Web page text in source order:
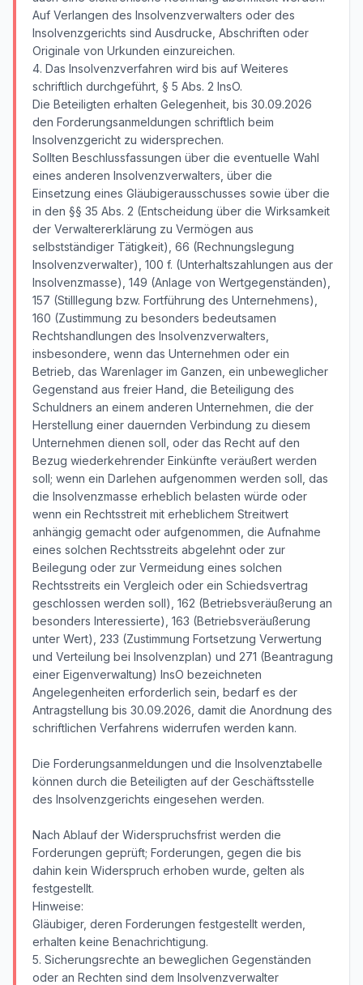
Auf Verlangen des Insolvenzverwalters oder des
Insolvenzgerichts sind Ausdrucke, Abschriften oder
Originale von Urkunden einzureichen.
4. Das Insolvenzverfahren wird bis auf Weiteres
schriftlich durchgeführt, § 5 Abs. 2 InsO.
Die Beteiligten erhalten Gelegenheit, bis 30.09.2026
den Forderungsanmeldungen schriftlich beim
Insolvenzgericht zu widersprechen.
Sollten Beschlussfassungen über die eventuelle Wahl
eines anderen Insolvenzverwalters, über die
Einsetzung eines Gläubigerausschusses sowie über die
in den §§ 35 Abs. 2 (Entscheidung über die Wirksamkeit
der Verwaltererklärung zu Vermögen aus
selbstständiger Tätigkeit), 66 (Rechnungslegung
Insolvenzverwalter), 100 f. (Unterhaltszahlungen aus der
Insolvenzmasse), 149 (Anlage von Wertgegenständen),
157 (Stilllegung bzw. Fortführung des Unternehmens),
160 (Zustimmung zu besonders bedeutsamen
Rechtshandlungen des Insolvenzverwalters,
insbesondere, wenn das Unternehmen oder ein
Betrieb, das Warenlager im Ganzen, ein unbeweglicher
Gegenstand aus freier Hand, die Beteiligung des
Schuldners an einem anderen Unternehmen, die der
Herstellung einer dauernden Verbindung zu diesem
Unternehmen dienen soll, oder das Recht auf den
Bezug wiederkehrender Einkünfte veräußert werden
soll; wenn ein Darlehen aufgenommen werden soll, das
die Insolvenzmasse erheblich belasten würde oder
wenn ein Rechtsstreit mit erheblichem Streitwert
anhängig gemacht oder aufgenommen, die Aufnahme
eines solchen Rechtsstreits abgelehnt oder zur
Beilegung oder zur Vermeidung eines solchen
Rechtsstreits ein Vergleich oder ein Schiedsvertrag
geschlossen werden soll), 162 (Betriebsveräußerung an
besonders Interessierte), 163 (Betriebsveräußerung
unter Wert), 233 (Zustimmung Fortsetzung Verwertung
und Verteilung bei Insolvenzplan) und 271 (Beantragung
einer Eigenverwaltung) InsO bezeichneten
Angelegenheiten erforderlich sein, bedarf es der
Antragstellung bis 30.09.2026, damit die Anordnung des
schriftlichen Verfahrens widerrufen werden kann.
Die Forderungsanmeldungen und die Insolvenztabelle
können durch die Beteiligten auf der Geschäftsstelle
des Insolvenzgerichts eingesehen werden.
Nach Ablauf der Widerspruchsfrist werden die
Forderungen geprüft; Forderungen, gegen die bis
dahin kein Widerspruch erhoben wurde, gelten als
festgestellt.
Hinweise:
Gläubiger, deren Forderungen festgestellt werden,
erhalten keine Benachrichtigung.
5. Sicherungsrechte an beweglichen Gegenständen
oder an Rechten sind dem Insolvenzverwalter